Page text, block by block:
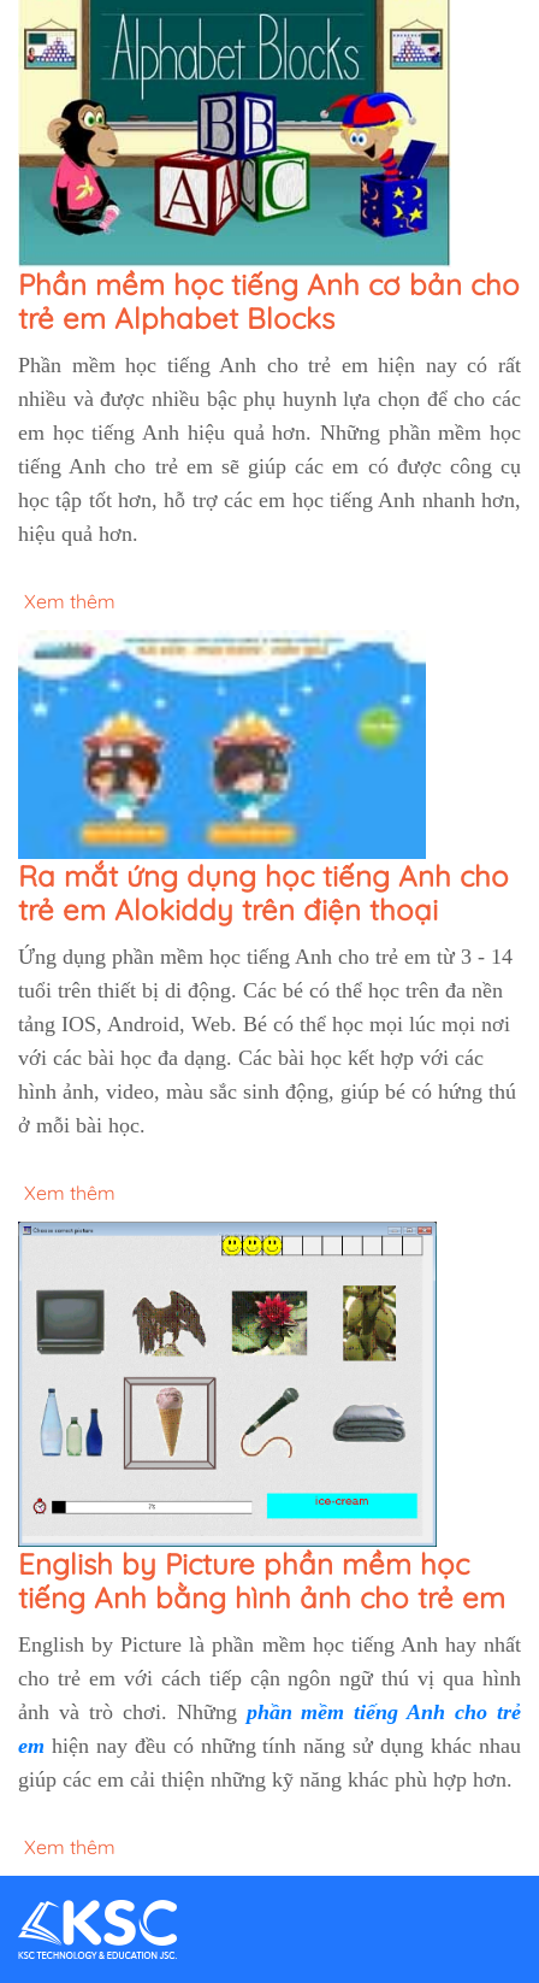
Phần mềm học tiếng Anh cơ bản cho
trẻ em Alphabet Blocks
Phần mềm học tiếng Anh cho trẻ em hiện nay có rất
nhiều và được nhiều bậc phụ huynh lựa chọn để cho các
em học tiếng Anh hiệu quả hơn. Những phần mềm học
tiếng Anh cho trẻ em sẽ giúp các em có được công cụ
học tập tốt hơn, hỗ trợ các em học tiếng Anh nhanh hơn,
hiệu quả hơn.
Xem thêm
Ra mắt ứng dụng học tiếng Anh cho
trẻ em Alokiddy trên điện thoại
Ứng dụng phần mềm học tiếng Anh cho trẻ em từ 3 - 14
tuổi trên thiết bị di động. Các bé có thể học trên đa nền
tảng IOS, Android, Web. Bé có thể học mọi lúc mọi nơi
với các bài học đa dạng. Các bài học kết hợp với các
hình ảnh, video, màu sắc sinh động, giúp bé có hứng thú
ở mỗi bài học.
Xem thêm
English by Picture phần mềm học
tiếng Anh bằng hình ảnh cho trẻ em
English by Picture là phần mềm học tiếng Anh hay nhất
cho trẻ em với cách tiếp cận ngôn ngữ thú vị qua hình
ảnh và trò chơi. Những phần mềm tiếng Anh cho trẻ
em hiện nay đều có những tính năng sử dụng khác nhau
giúp các em cải thiện những kỹ năng khác phù hợp hơn.
Xem thêm